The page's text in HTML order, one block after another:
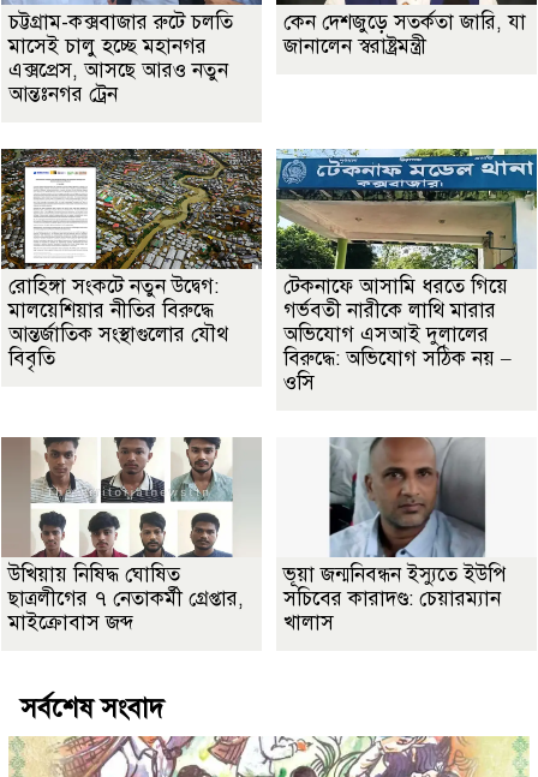
চট্টগ্রাম-কক্সবাজার রুটে চলতি
মাসেই চালু হচ্ছে মহানগর
এক্সপ্রেস, আসছে আরও নতুন
আন্তঃনগর ট্রেন
কেন দেশজুড়ে সতর্কতা জারি, যা
জানালেন স্বরাষ্ট্রমন্ত্রী
রোহিঙ্গা সংকটে নতুন উদ্বেগ:
মালয়েশিয়ার নীতির বিরুদ্ধে
আন্তর্জাতিক সংস্থাগুলোর যৌথ
বিবৃতি
টেকনাফে আসামি ধরতে গিয়ে
গর্ভবতী নারীকে লাথি মারার
অভিযোগ এসআই দুলালের
বিরুদ্ধে: অভিযোগ সঠিক নয় –
ওসি
উখিয়ায় নিষিদ্ধ ঘোষিত
ছাত্রলীগের ৭ নেতাকর্মী গ্রেপ্তার,
মাইক্রোবাস জব্দ
ভূয়া জন্মনিবন্ধন ইস্যুতে ইউপি
সচিবের কারাদণ্ড: চেয়ারম্যান
খালাস
সর্বশেষ সংবাদ